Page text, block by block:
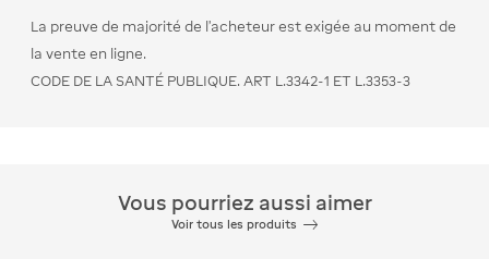
La preuve de majorité de l’acheteur est exigée au moment de
la vente en ligne.
CODE DE LA SANTÉ PUBLIQUE. ART L.3342-1 ET L.3353-3
Vous pourriez aussi aimer
Voir tous les produits